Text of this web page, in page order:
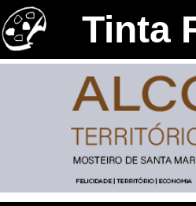
Tinta